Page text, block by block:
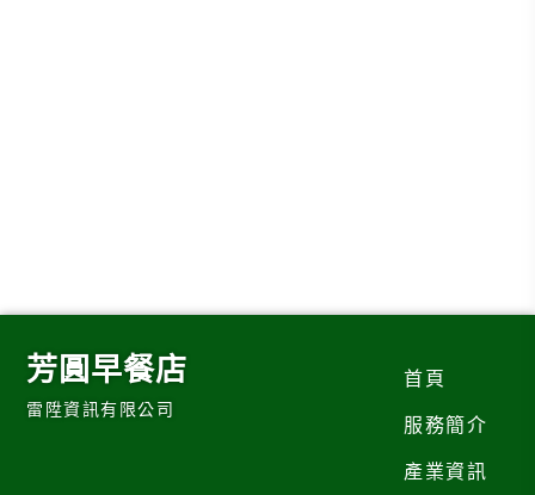
芳圓早餐店
雷陞資訊有限公司
首頁
服務簡介
產業資訊